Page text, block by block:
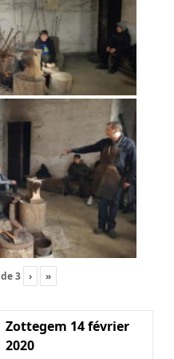
de3 › »
Zottegem 14 février
2020